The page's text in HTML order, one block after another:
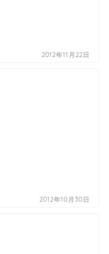
2012年11月22日
2012年10月30日